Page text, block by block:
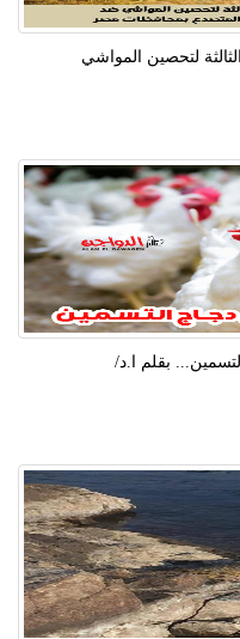
لتحصين المواشي
بقلم ا.د/